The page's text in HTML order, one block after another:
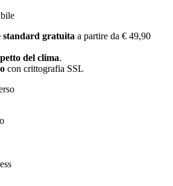
standard gratuita a partire da € 49,90
del clima.
con crittografia SSL